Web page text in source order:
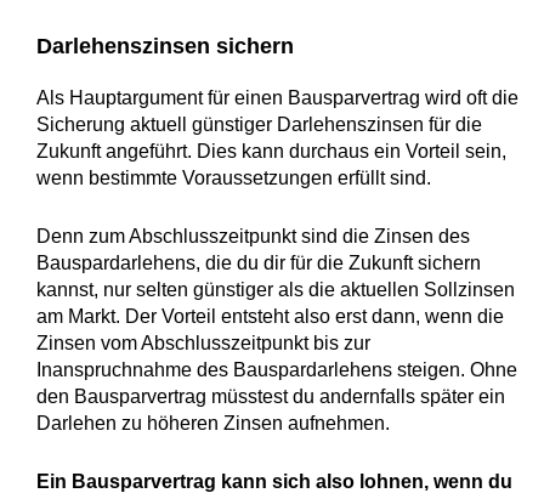
Darlehenszinsen sichern
Als Hauptargument für einen Bausparvertrag wird oft die
Sicherung aktuell günstiger Darlehenszinsen für die
Zukunft angeführt. Dies kann durchaus ein Vorteil sein,
wenn bestimmte Voraussetzungen erfüllt sind.
Denn zum Abschlusszeitpunkt sind die Zinsen des
Bauspardarlehens, die du dir für die Zukunft sichern
kannst, nur selten günstiger als die aktuellen Sollzinsen
am Markt. Der Vorteil entsteht also erst dann, wenn die
Zinsen vom Abschlusszeitpunkt bis zur
Inanspruchnahme des Bauspardarlehens steigen. Ohne
den Bausparvertrag müsstest du andernfalls später ein
Darlehen zu höheren Zinsen aufnehmen.
Ein Bausparvertrag kann sich also lohnen, wenn du